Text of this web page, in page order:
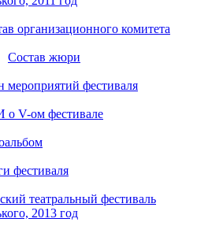
организационного комитета
Состав жюри
мероприятий фестиваля
V-ом фестивале
фестиваля
театральный фестиваль
2013 год